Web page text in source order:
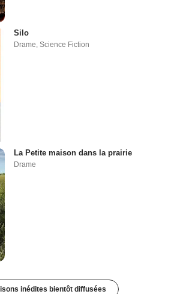
Silo
Drame,Science Fiction
La Petite maison dans la prairie
Drame
inédites bientôt diffusées